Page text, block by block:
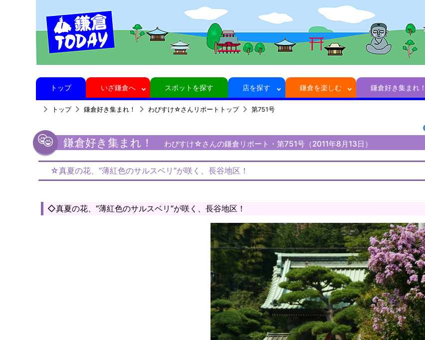
トップ いざ鎌倉へ スポットを探す 店を探す 鎌倉を楽しむ 鎌倉好き集まれ！
トップ 鎌倉好き集まれ！ わびすけ☆さんリポートトップ 第751号
鎌倉好き集まれ！ わびすけ☆さんの鎌倉リポート・第751号（2011年8月13日）
☆真夏の花、”薄紅色のサルスベリ”が咲く、長谷地区！
◇真夏の花、”薄紅色のサルスベリ”が咲く、長谷地区！